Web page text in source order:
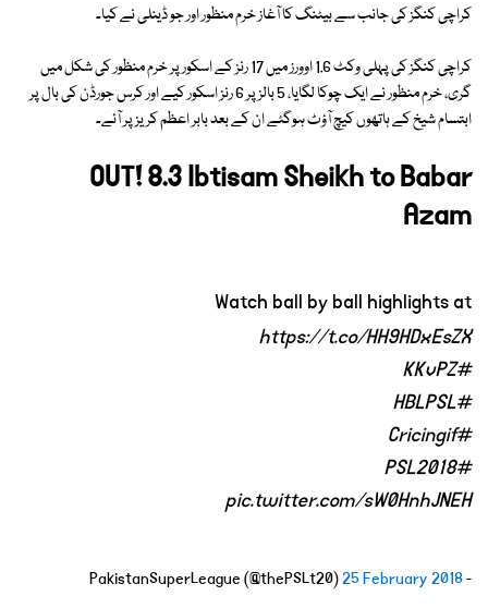
کراچی کنگز کی جانب سے بیٹنگ کا آغاز خرم منظور اور جو ڈینلی نے کیا۔
کراچی کنگز کی پہلی وکٹ 1.6 اوورز میں 17 رنز کے اسکور پر خرم منظور کی شکل میں
گری، خرم منظور نے ایک چوکا لگایا، 5 بالز پر 6 رنز اسکور کیے اور کرس جورڈن کی بال پر
ابتسام شیخ کے ہاتھوں کیچ آؤٹ ہوگئے ان کے بعد بابر اعظم کریز پر آئے۔
OUT! 8.3 Ibtisam Sheikh to Babar
Azam
Watch ball by ball highlights at
https://t.co/HH9HDxEsZX
#KKvPZ
#HBLPSL
#Cricingif
#PSL2018
pic.twitter.com/sW0HnhJNEH
- PakistanSuperLeague (@thePSLt20)
25 February 2018